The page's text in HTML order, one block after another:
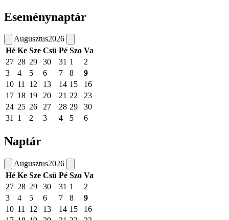
Eseménynaptár
Augusztus2026
Hé Ke Sze Csü Pé Szo Va
27 28 29 30 31 1
2
3
4 5 6 7 8
9
10 11 12 13 14 15
16
17 18 19 20 21 22
23
24 25 26 27 28 29
30
31 1 2 3 4 5 6
Naptár
Augusztus2026
Hé Ke Sze Csü Pé Szo Va
27 28 29 30 31 1
2
3
4 5 6 7 8
9
10 11 12 13 14 15
16